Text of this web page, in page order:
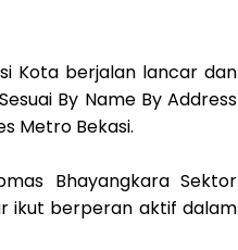
Kota berjalan lancar dan
By Name By Address
Metro Bekasi.
Bhayangkara Sektor
ikut berperan aktif dalam